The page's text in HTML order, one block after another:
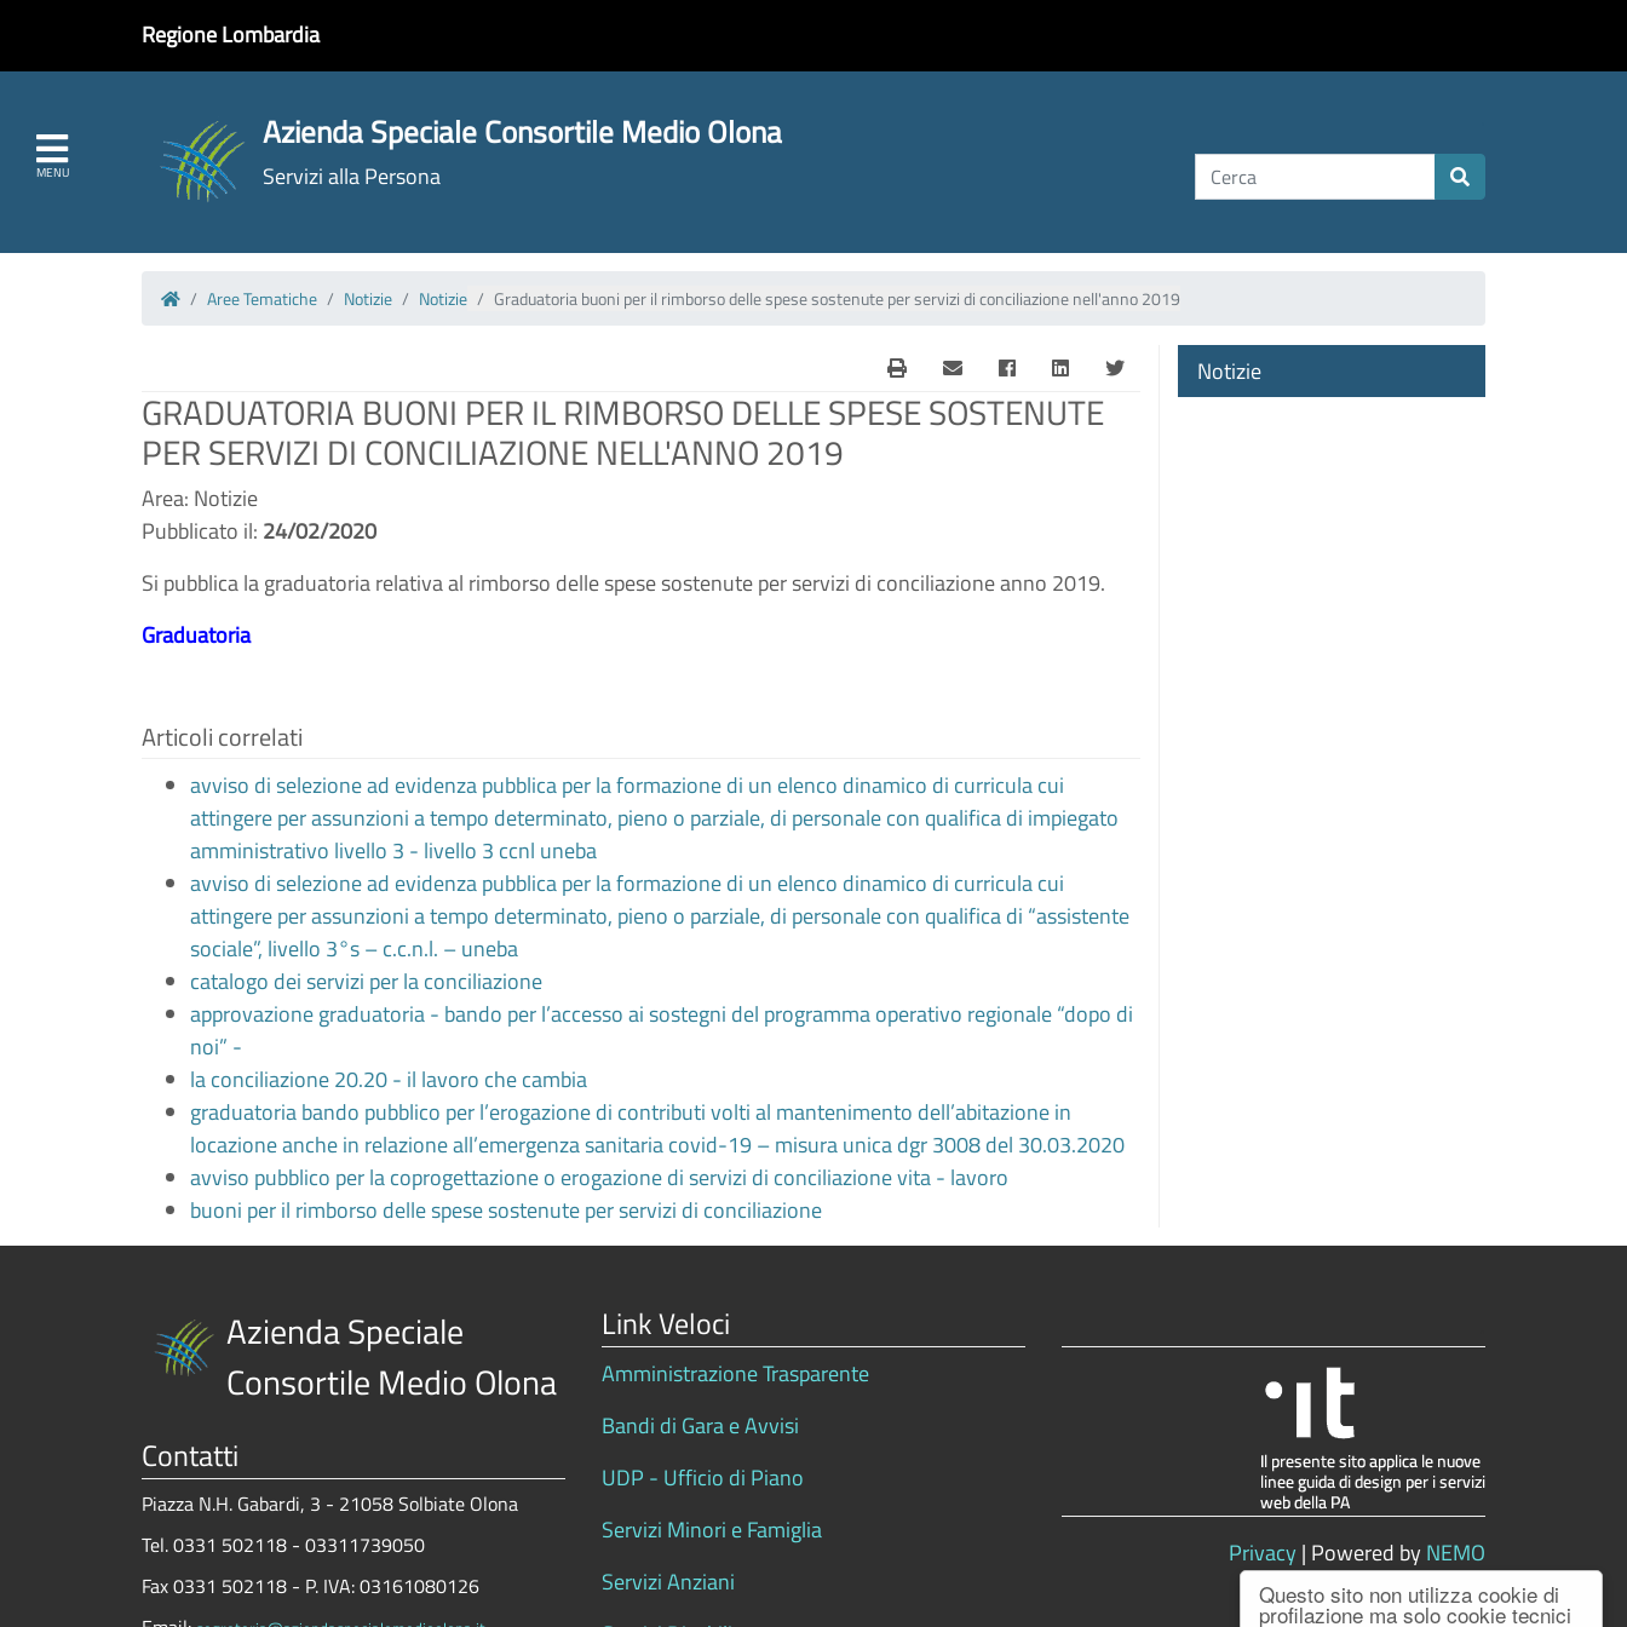
Questo sito non utilizza cookie di
profilazione ma solo cookie tecnici
Regione Lombardia
Azienda Speciale Consortile Medio Olona
Servizi alla Persona
Homepage
Aree Tematiche Notizie Notizie Graduatoria buoni per il rimborso delle spese sostenute per servizi di conciliazione nell'anno 2019
GRADUATORIA BUONI PER IL RIMBORSO DELLE SPESE SOSTENUTE
PER SERVIZI DI CONCILIAZIONE NELL'ANNO 2019
Area: Notizie
Pubblicato il: 24/02/2020
Si pubblica la graduatoria relativa al rimborso delle spese sostenute per servizi di conciliazione anno 2019.
Graduatoria
Articoli correlati
avviso di selezione ad evidenza pubblica per la formazione di un elenco dinamico di curricula cui
attingere per assunzioni a tempo determinato, pieno o parziale, di personale con qualifica di impiegato
amministrativo livello 3 - livello 3 ccnl uneba
avviso di selezione ad evidenza pubblica per la formazione di un elenco dinamico di curricula cui
attingere per assunzioni a tempo determinato, pieno o parziale, di personale con qualifica di “assistente
sociale”, livello 3°s – c.c.n.l. – uneba
catalogo dei servizi per la conciliazione
approvazione graduatoria - bando per l’accesso ai sostegni del programma operativo regionale “dopo di
noi” -
la conciliazione 20.20 - il lavoro che cambia
graduatoria bando pubblico per l’erogazione di contributi volti al mantenimento dell’abitazione in
locazione anche in relazione all’emergenza sanitaria covid-19 – misura unica dgr 3008 del 30.03.2020
avviso pubblico per la coprogettazione o erogazione di servizi di conciliazione vita - lavoro
buoni per il rimborso delle spese sostenute per servizi di conciliazione
Notizie
Azienda Speciale
Consortile Medio Olona
Contatti
Piazza N.H. Gabardi, 3 - 21058 Solbiate Olona
Tel. 0331 502118 - 03311739050
Fax 0331 502118 - P. IVA: 03161080126
Link Veloci
Amministrazione Trasparente
Bandi di Gara e Avvisi
UDP - Ufficio di Piano
Servizi Minori e Famiglia
Servizi Anziani
Privacy | Powered byNEMO